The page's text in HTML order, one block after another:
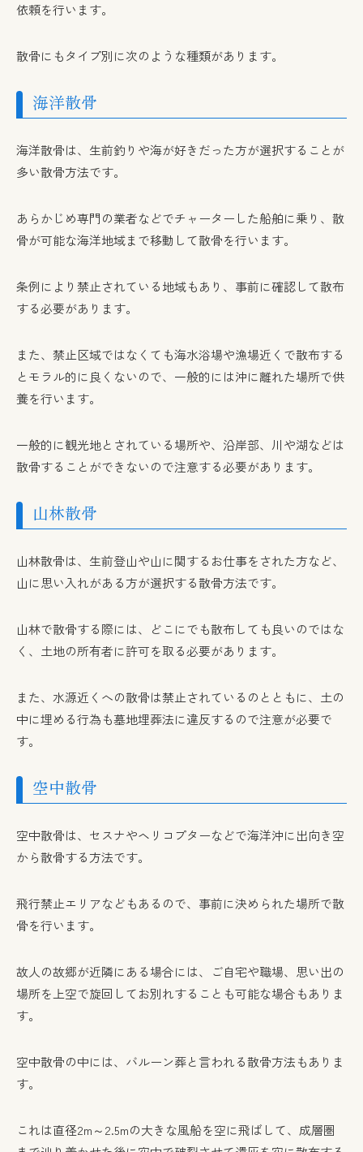
依頼を行います。
散骨にもタイプ別に次のような種類があります。
海洋散骨
海洋散骨は、生前釣りや海が好きだった方が選択することが
多い散骨方法です。
あらかじめ専門の業者などでチャーターした船舶に乗り、散
骨が可能な海洋地域まで移動して散骨を行います。
条例により禁止されている地域もあり、事前に確認して散布
する必要があります。
また、禁止区域ではなくても海水浴場や漁場近くで散布する
とモラル的に良くないので、一般的には沖に離れた場所で供
養を行います。
一般的に観光地とされている場所や、沿岸部、川や湖などは
散骨することができないので注意する必要があります。
山林散骨
山林散骨は、生前登山や山に関するお仕事をされた方など、
山に思い入れがある方が選択する散骨方法です。
山林で散骨する際には、どこにでも散布しても良いのではな
く、土地の所有者に許可を取る必要があります。
また、水源近くへの散骨は禁止されているのとともに、土の
中に埋める行為も墓地埋葬法に違反するので注意が必要で
す。
空中散骨
空中散骨は、セスナやヘリコプターなどで海洋沖に出向き空
から散骨する方法です。
飛行禁止エリアなどもあるので、事前に決められた場所で散
骨を行います。
故人の故郷が近隣にある場合には、ご自宅や職場、思い出の
場所を上空で旋回してお別れすることも可能な場合もありま
す。
空中散骨の中には、バルーン葬と言われる散骨方法もありま
す。
これは直径2m～2.5mの大きな風船を空に飛ばして、成層圏